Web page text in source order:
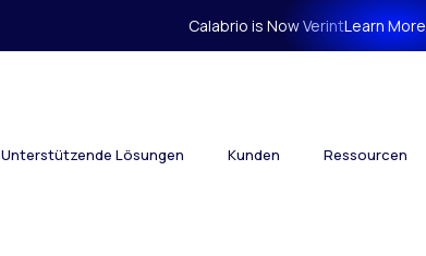
Calabrio is Now VerintLearn More
Unterstützende Lösungen Kunden Ressourcen